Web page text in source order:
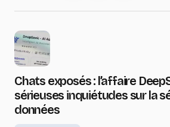
Chats exposés : l’affaire
sérieuses inquiétudes sur la
données